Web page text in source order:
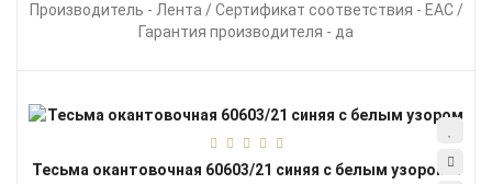
Производитель - Лента / Сертификат соответствия - EAC /
Гарантия производителя - да
Тесьма окантовочная 60603/21 синяя с белым узором...